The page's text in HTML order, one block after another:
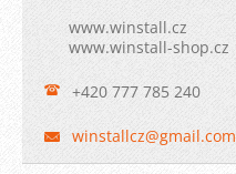
www.winstall.cz
www.winstall-shop.cz
+420 777 785 240
winstallcz@gmail.com